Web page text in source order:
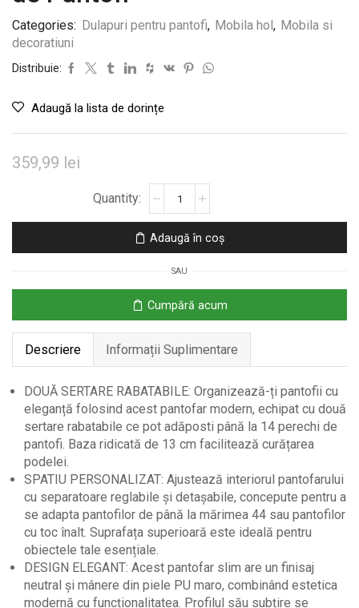
Categories: Dulapuri pentru pantofi, Mobila hol, Mobila si
decoratiuni
Distribuie:
Adaugă la lista de dorințe
359,99 lei
cu
2
Rabatabile
pentru
14
Perechi
de
Pantofi
Adaugă în coș
SAU
Cumpără acum
Descriere Informații Suplimentare
DOUĂ SERTARE RABATABILE: Organizează-ți pantofii cu
eleganță folosind acest pantofar modern, echipat cu două
sertare rabatabile ce pot adăposti până la 14 perechi de
pantofi. Baza ridicată de 13 cm facilitează curățarea
podelei.
SPATIU PERSONALIZAT: Ajustează interiorul pantofarului
cu separatoare reglabile și detașabile, concepute pentru a
se adapta pantofilor de până la mărimea 44 sau pantofilor
cu toc înalt. Suprafața superioară este ideală pentru
obiectele tale esențiale.
DESIGN ELEGANT: Acest pantofar slim are un finisaj
neutral și mânere din piele PU maro, combinând estetica
modernă cu funcționalitatea. Profilul său subțire se